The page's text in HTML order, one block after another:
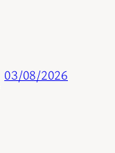
03/08/2026